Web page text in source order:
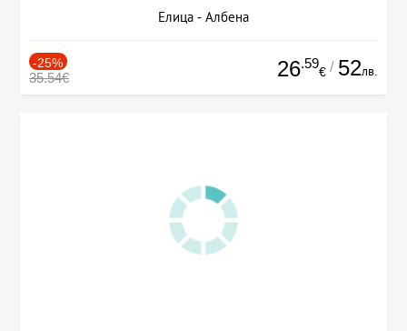
Елица - Албена
-25%
35.54€ 26.59
€ / 52лв.